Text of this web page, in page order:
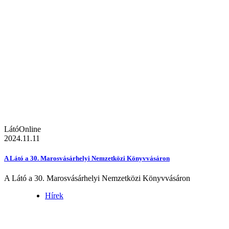
LátóOnline
2024.11.11
A Látó a 30. Marosvásárhelyi Nemzetközi Könyvvásáron
A Látó a 30. Marosvásárhelyi Nemzetközi Könyvvásáron
Hírek